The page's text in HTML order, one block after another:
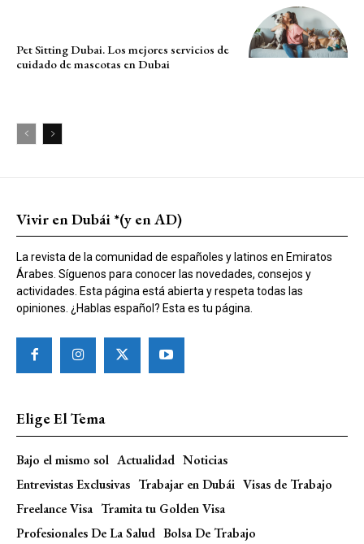
Pet Sitting Dubai. Los mejores servicios de
cuidado de mascotas en Dubai
Vivir en Dubái *(y en AD)
La revista de la comunidad de españoles y latinos en Emiratos
Árabes. Síguenos para conocer las novedades, consejos y
actividades. Esta página está abierta y respeta todas las
opiniones. ¿Hablas español? Esta es tu página.
Elige El Tema
Bajo el mismo sol Actualidad Noticias
Entrevistas Exclusivas Trabajar en Dubái Visas de Trabajo
Freelance Visa Tramita tu Golden Visa
Profesionales De La Salud Bolsa De Trabajo